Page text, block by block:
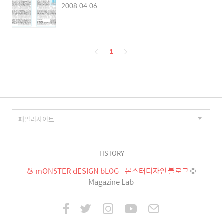
2008.04.06
페
1
TISTORY
♨ mONSTER dESIGN bLOG - 몬스터디자인 블로그©
Magazine Lab